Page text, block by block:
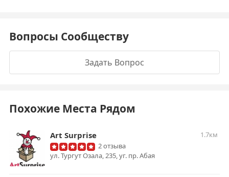
Вопросы Сообществу
Задать Вопрос
Похожие Места Рядом
Art Surprise
1.7км
2 отзыва
ул. Тургут Озала, 235, уг. пр. Абая